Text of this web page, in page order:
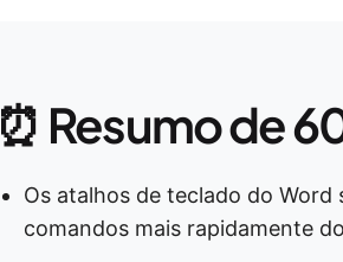
⏰ Resumo de
Os atalhos de teclado do
comandos mais rapidamente